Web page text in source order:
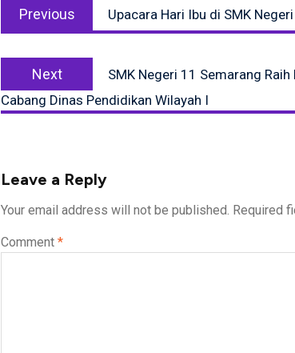
navigation
Previous
post:
Upacara Hari Ibu di SMK
Next
post:
SMK Negeri 11 Semarang
Cabang Dinas Pendidikan Wilayah I
Leave a Reply
Your email address will not be published. Required
Comment *